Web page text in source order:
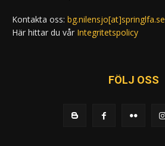
Kontakta oss: bg.nilensjo[at]springlfa.se
Här hittar du vår Integritetspolicy
FÖLJ OSS